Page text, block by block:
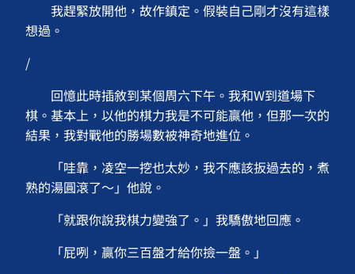
我趕緊放開他，故作鎮定。假裝自己剛才沒有這樣
想過。
/
回憶此時插敘到某個周六下午。我和W到道場下
棋。基本上，以他的棋力我是不可能贏他，但那一次的
結果，我對戰他的勝場數被神奇地進位。
「哇靠，凌空一挖也太妙，我不應該扳過去的，煮
熟的湯圓滾了～」他說。
「就跟你說我棋力變強了。」我驕傲地回應。
「屁咧，贏你三百盤才給你撿一盤。」